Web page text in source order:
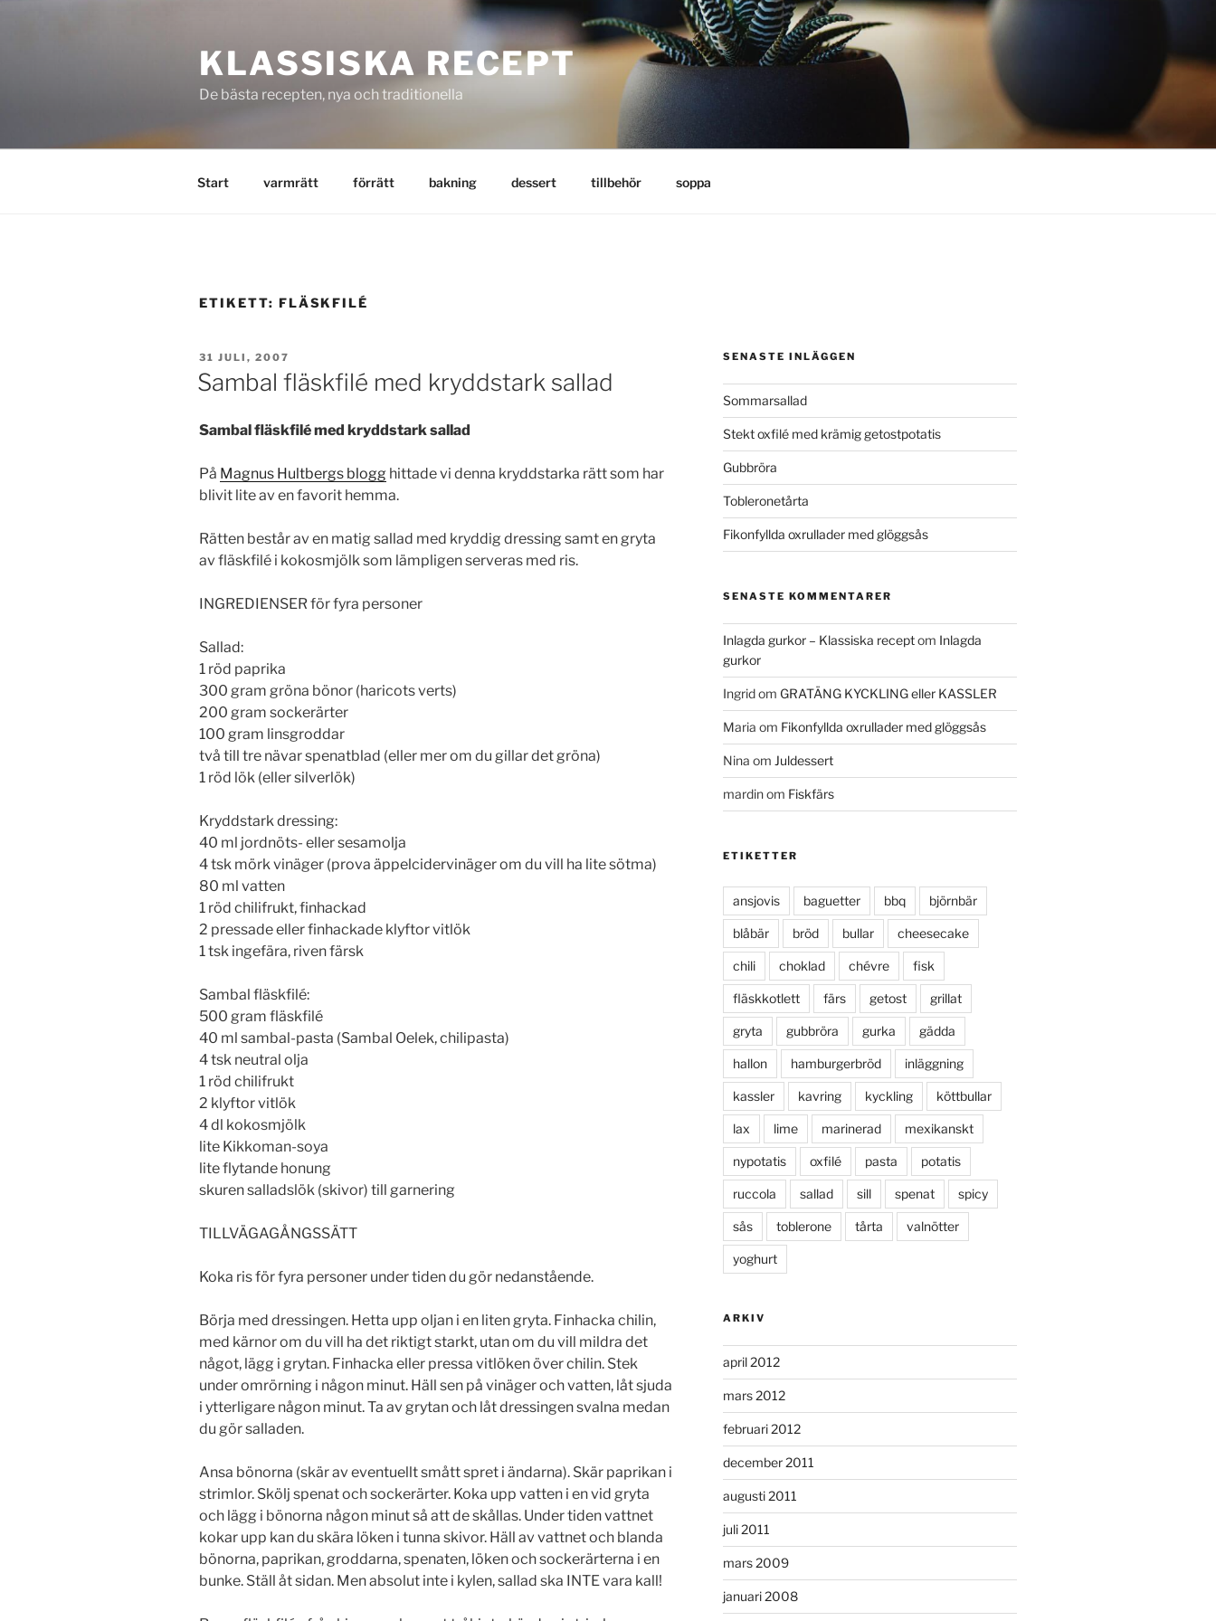
KLASSISKA RECEPT
De bästa recepten, nya och traditionella
Start varmrätt förrätt bakning dessert tillbehör soppa
ETIKETT: FLÄSKFILÉ
PUBLICERAT
31 JULI, 2007
Sambal fläskfilé med kryddstark sallad
Sambal fläskfilé med kryddstark sallad
På Magnus Hultbergs blogg hittade vi denna kryddstarka rätt som har
blivit lite av en favorit hemma.
Rätten består av en matig sallad med kryddig dressing samt en gryta
av fläskfilé i kokosmjölk som lämpligen serveras med ris.
INGREDIENSER för fyra personer
Sallad:
1 röd paprika
300 gram gröna bönor (haricots verts)
200 gram sockerärter
100 gram linsgroddar
två till tre nävar spenatblad (eller mer om du gillar det gröna)
1 röd lök (eller silverlök)
Kryddstark dressing:
40 ml jordnöts- eller sesamolja
4 tsk mörk vinäger (prova äppelcidervinäger om du vill ha lite sötma)
80 ml vatten
1 röd chilifrukt, finhackad
2 pressade eller finhackade klyftor vitlök
1 tsk ingefära, riven färsk
Sambal fläskfilé:
500 gram fläskfilé
40 ml sambal-pasta (Sambal Oelek, chilipasta)
4 tsk neutral olja
1 röd chilifrukt
2 klyftor vitlök
4 dl kokosmjölk
lite Kikkoman-soya
lite flytande honung
skuren salladslök (skivor) till garnering
TILLVÄGAGÅNGSSÄTT
Koka ris för fyra personer under tiden du gör nedanstående.
Börja med dressingen. Hetta upp oljan i en liten gryta. Finhacka chilin,
med kärnor om du vill ha det riktigt starkt, utan om du vill mildra det
något, lägg i grytan. Finhacka eller pressa vitlöken över chilin. Stek
under omrörning i någon minut. Häll sen på vinäger och vatten, låt sjuda
i ytterligare någon minut. Ta av grytan och låt dressingen svalna medan
du gör salladen.
Ansa bönorna (skär av eventuellt smått spret i ändarna). Skär paprikan i
strimlor. Skölj spenat och sockerärter. Koka upp vatten i en vid gryta
och lägg i bönorna någon minut så att de skållas. Under tiden vattnet
kokar upp kan du skära löken i tunna skivor. Häll av vattnet och blanda
bönorna, paprikan, groddarna, spenaten, löken och sockerärterna i en
bunke. Ställ åt sidan. Men absolut inte i kylen, sallad ska INTE vara kall!
SENASTE INLÄGGEN
Sommarsallad
Stekt oxfilé med krämig getostpotatis
Gubbröra
Tobleronetårta
Fikonfyllda oxrullader med glöggsås
SENASTE KOMMENTARER
Inlagda gurkor – Klassiska receptom Inlagda
gurkor
Ingridom GRATÄNG KYCKLING eller KASSLER
Maria om Fikonfyllda oxrullader med glöggsås
Nina om Juldessert
mardinom Fiskfärs
ETIKETTER
ansjovis baguetter bbq björnbär
blåbär bröd bullar cheesecake
chili choklad chévre fisk
fläskkotlett färs getost grillat
gryta gubbröra gurka gädda
hallon hamburgerbröd inläggning
kassler kavring kyckling köttbullar
lax lime marinerad mexikanskt
nypotatis oxfilé pasta potatis
ruccola sallad sill spenat spicy
sås toblerone tårta valnötter
yoghurt
ARKIV
april 2012
mars 2012
februari 2012
december 2011
augusti 2011
juli 2011
mars 2009
januari 2008